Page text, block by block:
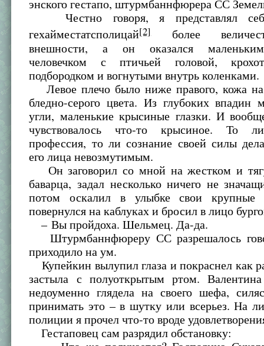
энского гестапо, штурмбаннфюрера СС
Честно говоря, я представлял
гехайместатсполицай[2]более
внешности, а он оказался
человечком с птичьей головой,
подбородком и вогнутыми внутрь коленками.
Левое плечо было ниже правого, кожа на
бледно-серого цвета. Из глубоких впадин
угли, маленькие крысиные глазки. И
чувствовалось что-то крысиное. То ли
профессия, то ли сознание своей силы
его лица невозмутимым.
Он заговорил со мной на жестком и
баварца, задал несколько ничего не
потом оскалил в улыбке свои крупные
повернулся на каблуках и бросил в лицо
– Вы пройдоха. Шельмец. Да-да.
Штурмбаннфюреру СС разрешалось
приходило на ум.
Купейкин вылупил глаза и покраснел как
застыла с полуоткрытым ртом.
недоуменно глядела на своего шефа,
принимать это – в шутку или всерьез. На
полиции я прочел что-то вроде
Гестаповец сам разрядил обстановку: